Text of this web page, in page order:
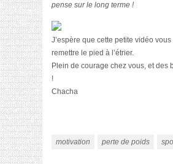
pense sur le long terme !
J’espère que cette petite vidéo
remettre le pied à l’étrier.
Plein de courage chez vous, et des
!
Chacha
motivation perte de poids